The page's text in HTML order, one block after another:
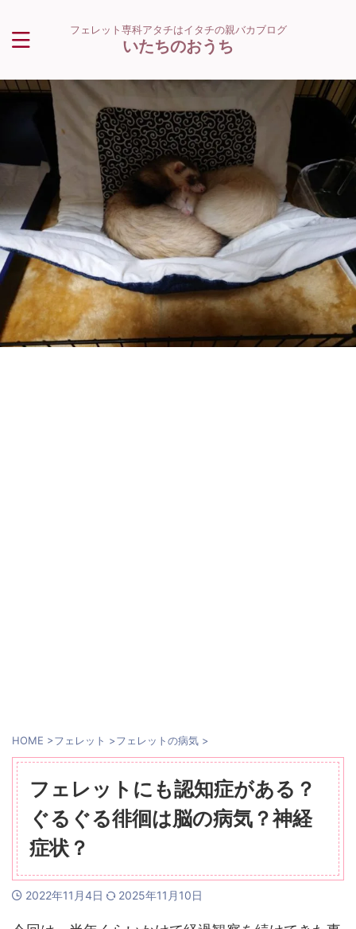
フェレット専科アタチはイタチの親バカブログ
いたちのおうち
HOME >フェレット >フェレットの病気 >
フェレットにも認知症がある？
ぐるぐる徘徊は脳の病気？神経
症状？
2022年11月4日 2025年11月10日